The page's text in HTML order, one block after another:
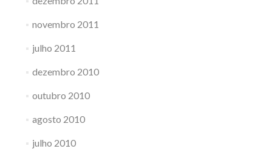
novembro 2011
julho 2011
dezembro 2010
outubro 2010
agosto 2010
julho 2010